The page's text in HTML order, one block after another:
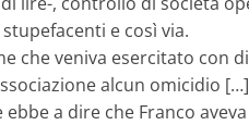
e così via.
che veniva esercitato con
alcun omicidio
a dire che Franco